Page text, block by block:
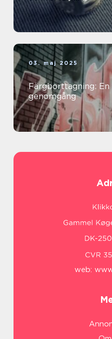
03. maj 2025
Färgborttagning:
genomgång
web: